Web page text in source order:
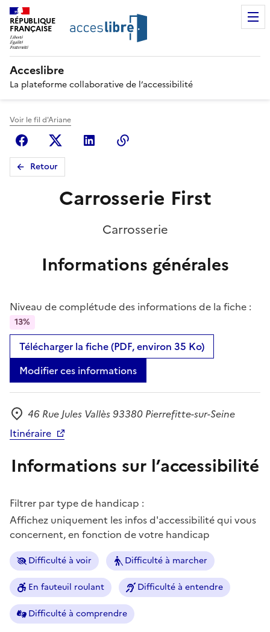
RÉPUBLIQUE
FRANÇAISE
Acceslibre
La plateforme collaborative de l’accessibilité
Voir le fil d'Ariane
FacebookX (anciennement Twitter)
Linkedin
Retour
Carrosserie First
Carrosserie
Informations générales
Niveau de complétude des informations de la fiche :
13%
Télécharger la fiche (PDF, environ 35 Ko)
Modifier ces informations
Adresse
46 Rue Jules Vallès 93380 Pierrefitte-sur-Seine
Itinéraire
Informations sur l’accessibilité
Filtrer par type de handicap :
Affichez uniquement les infos d'accessibilité qui vous
concernent, en fonction de votre handicap
Difficulté à voir Difficulté à marcher
En fauteuil roulant Difficulté à entendre
Difficulté à comprendre